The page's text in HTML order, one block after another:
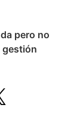
pero no
gestión